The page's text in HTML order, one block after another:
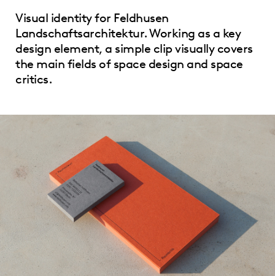
Visual identity for Feldhusen
Landschaftsarchitektur. Working as a key
design element, a simple clip visually covers
the main fields of space design and space
critics.